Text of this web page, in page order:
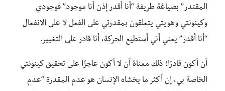
المقتدر” بصياغة طريفة “أنا أقدر إذن أنا موجود” فوجودي
وكينونتي وهويتي يتعلقون بمقدرتي على الفعل لا على الانفعال
“أنا أقدر” يعني أني أستطيع الحركة، أنا قادر على التغيير.
أن أكون قادرًا؛ ذلك معناهُ أن لا أكون عاجزًا على تحقيق كينونتي
الخاصة بي، إن أكثر ما يخشاه الإنسان هو عدم المقدرة “عدم